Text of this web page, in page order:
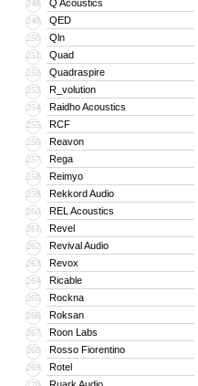
248 Q Acoustics
249 QED
250 Qln
251 Quad
252 Quadraspire
253 R_volution
254 Raidho Acoustics
255 RCF
256 Reavon
257 Rega
258 Reimyo
259 Rekkord Audio
260 REL Acoustics
261 Revel
262 Revival Audio
263 Revox
264 Ricable
265 Rockna
266 Roksan
267 Roon Labs
268 Rosso Fiorentino
269 Rotel